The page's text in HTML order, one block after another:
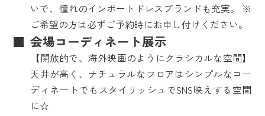
いで、憧れのインポートドレスブランドも充実。 ※
ご希望の方は必ずご予約時にお申し付けください。
会場コーディネート展示
【開放的で、海外映画のようにクラシカルな空間】
天井が高く、ナチュラルなフロアはシンプルなコー
ディネートでもスタイリッシュでSNS映えする空間
に☆